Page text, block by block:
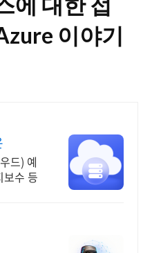
이야기
드) 예
보수 등